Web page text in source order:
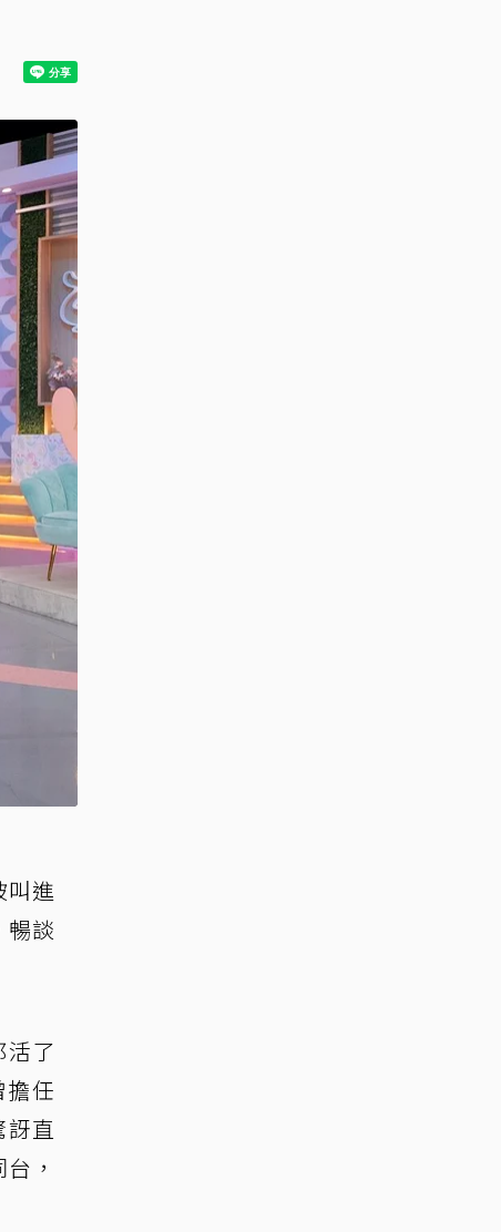
進
暢談
了
任
直
，